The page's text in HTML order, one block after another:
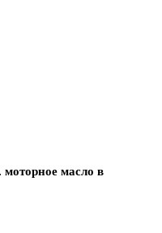
моторное масло в